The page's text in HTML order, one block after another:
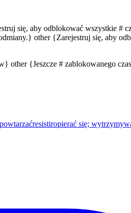
się, aby odblokować wszystkie #
other {Zarejestruj się, aby
other {Jeszcze # zablokowanego
powtarzaćresistiropierać się;